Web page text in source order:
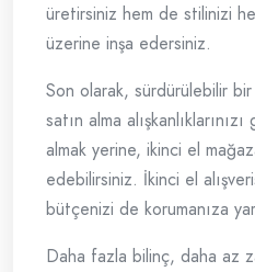
üretirsiniz hem de stilinizi
üzerine inşa edersiniz.
Son olarak, sürdürülebilir
satın alma
almak yerine, ikinci el
edebilirsiniz. İkinci el
bütçenizi de korumanıza
Daha fazla bilinç, daha az